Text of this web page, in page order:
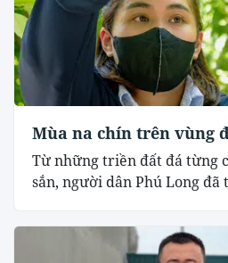
Mùa na chín trên vùng
Từ những triền đất đá từng
sắn, người dân Phú Long